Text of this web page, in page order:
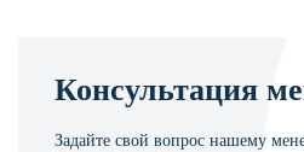
Консультация
Задайте свой вопрос нашему